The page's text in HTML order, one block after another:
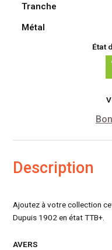
Tranche
Métal
État
Description
Ajoutez à votre collection
Dupuis 1902 en état TTB+.
AVERS